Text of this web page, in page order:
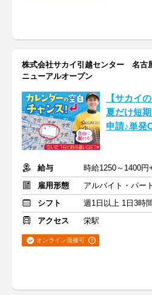
株式会社サカイ引越センター 名
ニューアルオープン
【サカイ
夏だけ短
申請♪単
給与
時給1250～1400円
雇用形態
アルバイト・パート
シフト
週1日以上 1日3時
アクセス
栄駅
オンライン面接可